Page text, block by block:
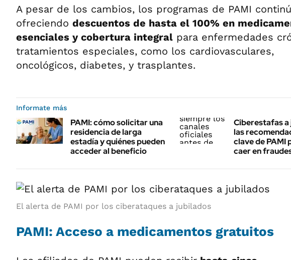
A pesar de los cambios, los programas de PAMI
ofreciendo descuentos de hasta el 100% en
esenciales y cobertura integral para enfermedades
tratamientos especiales, como los cardiovasculares,
oncológicos, diabetes, y trasplantes.
Informate más
PAMI: cómo solicitar una
residencia de larga
estadía y quiénes pueden
acceder al beneficio
Ciberestafas
las
clave de PAMI
caer en
El alerta de PAMI por los ciberataques a jubilados
PAMI: Acceso a medicamentos gratuitos